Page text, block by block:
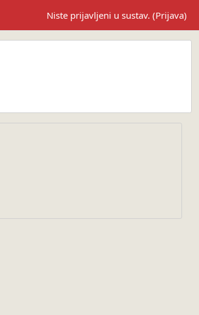
Niste prijavljeni u sustav. (Prijava)